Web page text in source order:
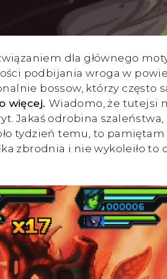
dla głównego
podbijania wroga w
bossow, którzy często
więcej. Wiadomo, że tutejsi
Jakaś odrobina
tydzień temu, to
zbrodnia i nie wykoleiło